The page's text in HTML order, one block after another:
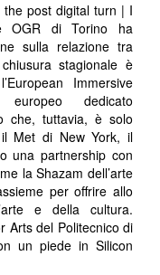
post digital turn | I
OGR di Torino ha
sulla relazione tra
stagionale è
Immersive
dedicato
che, tuttavia, è solo
Met di New York, il
una partnership con
la Shazam dell’arte
per offrire allo
e della cultura.
Arts del Politecnico di
un piede in Silicon